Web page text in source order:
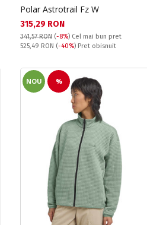
Polar Astrotrail Fz W
Текуща цена:
315,29 RON
341,57 RON (-8%) Cel mai bun pret
Pret obisnuit:
525,49 RON (-40%) Pret obisnuit
NOU %